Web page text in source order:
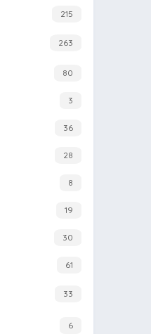
215
263
80
3
36
28
8
19
30
61
33
6